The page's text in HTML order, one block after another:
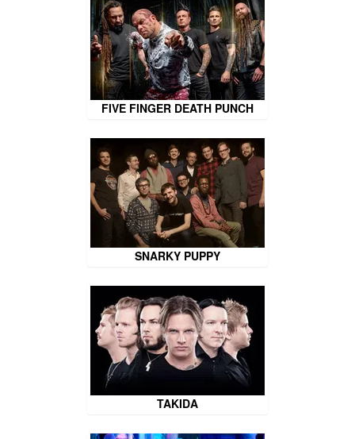
FIVE FINGER DEATH PUNCH
SNARKY PUPPY
TAKIDA